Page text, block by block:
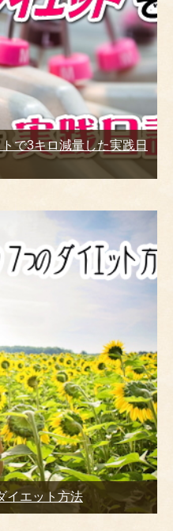
で3キロ減量した実践日
イエット方法